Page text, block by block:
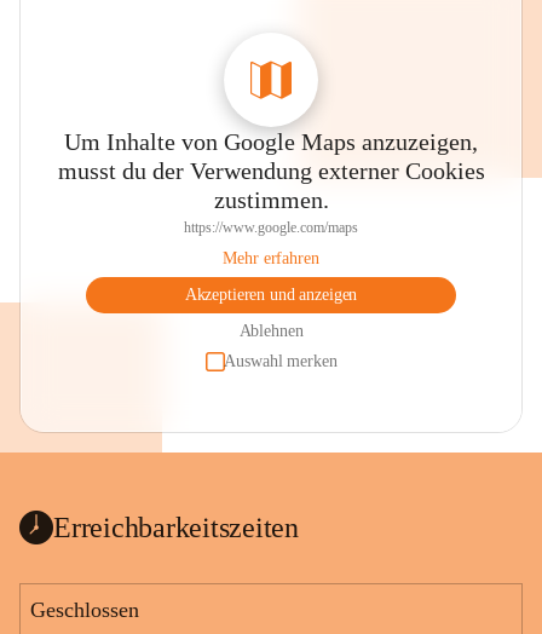
Um Inhalte von Google Maps anzuzeigen,
musst du der Verwendung externer Cookies
zustimmen.
https://www.google.com/maps
Mehr erfahren
Akzeptieren und anzeigen
Ablehnen
Auswahl merken
Erreichbarkeitszeiten
Geschlossen